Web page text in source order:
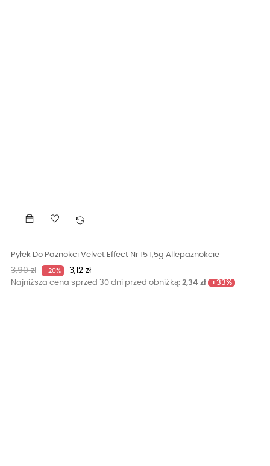
Pyłek Do Paznokci Velvet Effect Nr 15 1,5g Allepaznokcie
Cena
podstawowa
3,90 zł -20% Cena
3,12 zł
Najniższa cena sprzed 30 dni przed obniżką: 2,34 zł +33%